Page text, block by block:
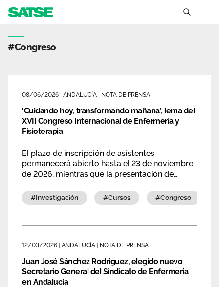
Delegados Sindicales
Estructura organizativa
Transparencia
Ámbitos de negociación
Secciones sindicales
Qué ofrecemos
Servicios
Temas
Publicaciones
Andalucía
Contáctanos
Únete
Etiqueta - Andalucía
#congreso
08/06/2026 ANDALUCÍA NOTA DE PRENSA
'Cuidando hoy, transformando mañana’, lema del
XVII Congreso Internacional de Enfermería y
Fisioterapia
El plazo de inscripción de asistentes
permanecerá abierto hasta el 23 de noviembre
de 2026, mientras que la presentación de
investigación podrá realizarse hasta el 26 de
octubre.
#investigación #cursos #congreso
12/03/2026 ANDALUCÍA NOTA DE PRENSA
Juan José Sánchez Rodríguez, elegido nuevo
Secretario General del Sindicato de Enfermería
en Andalucía